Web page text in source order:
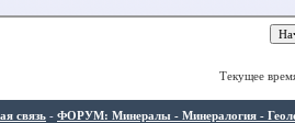
Текущее
связь - ФОРУМ: Минералы - Минералогия -